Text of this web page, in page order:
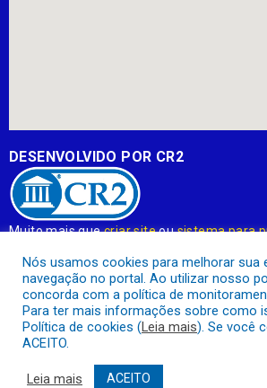
DESENVOLVIDO POR CR2
Muito mais quecriar siteousistema para
contrato que todas as exigências das leis
públicaserão atendidas.
Conheça oPNTPe o Radar da
Nós usamos cookies para melhorar sua
navegação no portal. Ao utilizar nosso
concorda com a política de
Para ter mais informações sobre como
Política de cookies (Leia mais). Se você
ACEITO.
Leia mais ACEITO